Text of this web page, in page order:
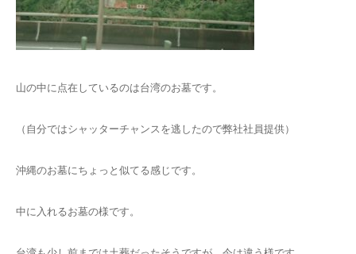
山の中に点在しているのは台湾のお墓です。
（自分ではシャッターチャンスを逃したので弊社社員提供）
沖縄のお墓にちょっと似てる感じです。
中に入れるお墓の様です。